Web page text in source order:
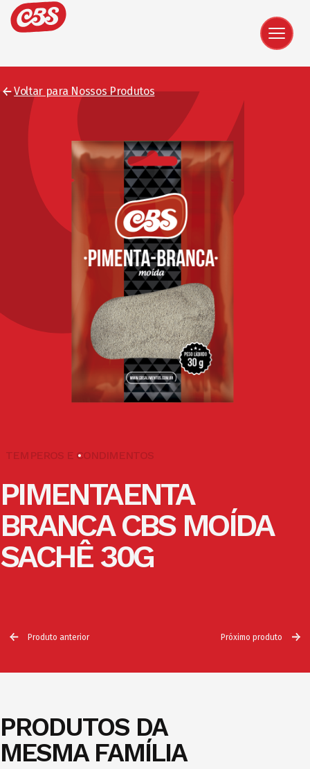
Produto anterior
Voltar para Nossos Produtos
TEMPEROS E CONDIMENTOS
PIMENTAENTA
BRANCA CBS MOÍDA
SACHÊ 30G
Próximo produto
PRODUTOS DA
MESMA FAMÍLIA